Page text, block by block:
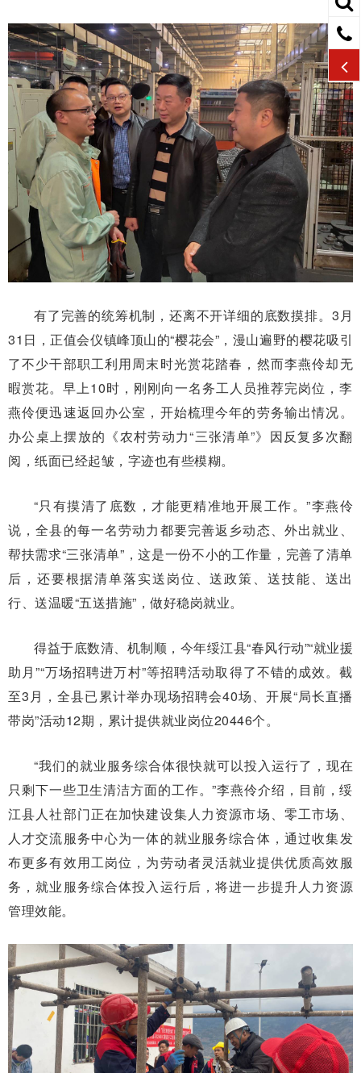
有了完善的统筹机制，还离不开详细的底数摸排。3月
31日，正值会仪镇峰顶山的“樱花会”，漫山遍野的樱花吸引
了不少干部职工利用周末时光赏花踏春，然而李燕伶却无
暇赏花。早上10时，刚刚向一名务工人员推荐完岗位，李
燕伶便迅速返回办公室，开始梳理今年的劳务输出情况。
办公桌上摆放的《农村劳动力“三张清单”》因反复多次翻
阅，纸面已经起皱，字迹也有些模糊。
“只有摸清了底数，才能更精准地开展工作。”李燕伶
说，全县的每一名劳动力都要完善返乡动态、外出就业、
帮扶需求“三张清单”，这是一份不小的工作量，完善了清单
后，还要根据清单落实送岗位、送政策、送技能、送出
行、送温暖“五送措施”，做好稳岗就业。
得益于底数清、机制顺，今年绥江县“春风行动”“就业援
助月”“万场招聘进万村”等招聘活动取得了不错的成效。截
至3月，全县已累计举办现场招聘会40场、开展“局长直播
带岗”活动12期，累计提供就业岗位20446个。
“我们的就业服务综合体很快就可以投入运行了，现在
只剩下一些卫生清洁方面的工作。”李燕伶介绍，目前，绥
江县人社部门正在加快建设集人力资源市场、零工市场、
人才交流服务中心为一体的就业服务综合体，通过收集发
布更多有效用工岗位，为劳动者灵活就业提供优质高效服
务，就业服务综合体投入运行后，将进一步提升人力资源
管理效能。